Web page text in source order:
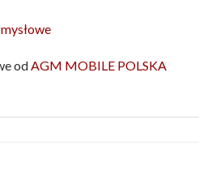
odAGM MOBILE POLSKA